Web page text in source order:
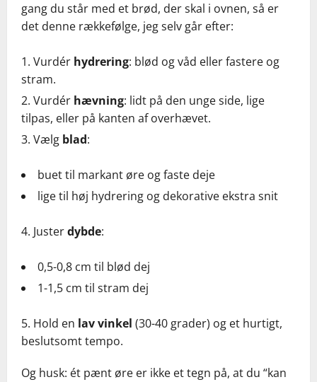
gang du står med et brød, der skal i ovnen, så er
det denne rækkefølge, jeg selv går efter:
Vurdér hydrering: blød og våd eller fastere og
stram.
Vurdér hævning: lidt på den unge side, lige
tilpas, eller på kanten af overhævet.
Vælg blad:
buet til markant øre og faste deje
lige til høj hydrering og dekorative ekstra snit
Justerdybde:
0,5-0,8 cm til blød dej
1-1,5 cm til stram dej
Hold en lav vinkel (30-40 grader) og et hurtigt,
beslutsomt tempo.
Og husk: ét pænt øre er ikke et tegn på, at du “kan